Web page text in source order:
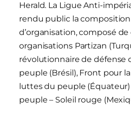
Herald. La Ligue Anti-
rendu public la
d’organisation, composé
organisations Partizan
révolutionnaire de défense
peuple (Brésil), Front pour
luttes du peuple
peuple – Soleil rouge